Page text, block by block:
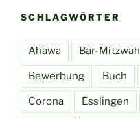
SCHLAGWÖRTER
Ahawa Bar-Mitzwah
Bewerbung Buch
Corona Esslingen